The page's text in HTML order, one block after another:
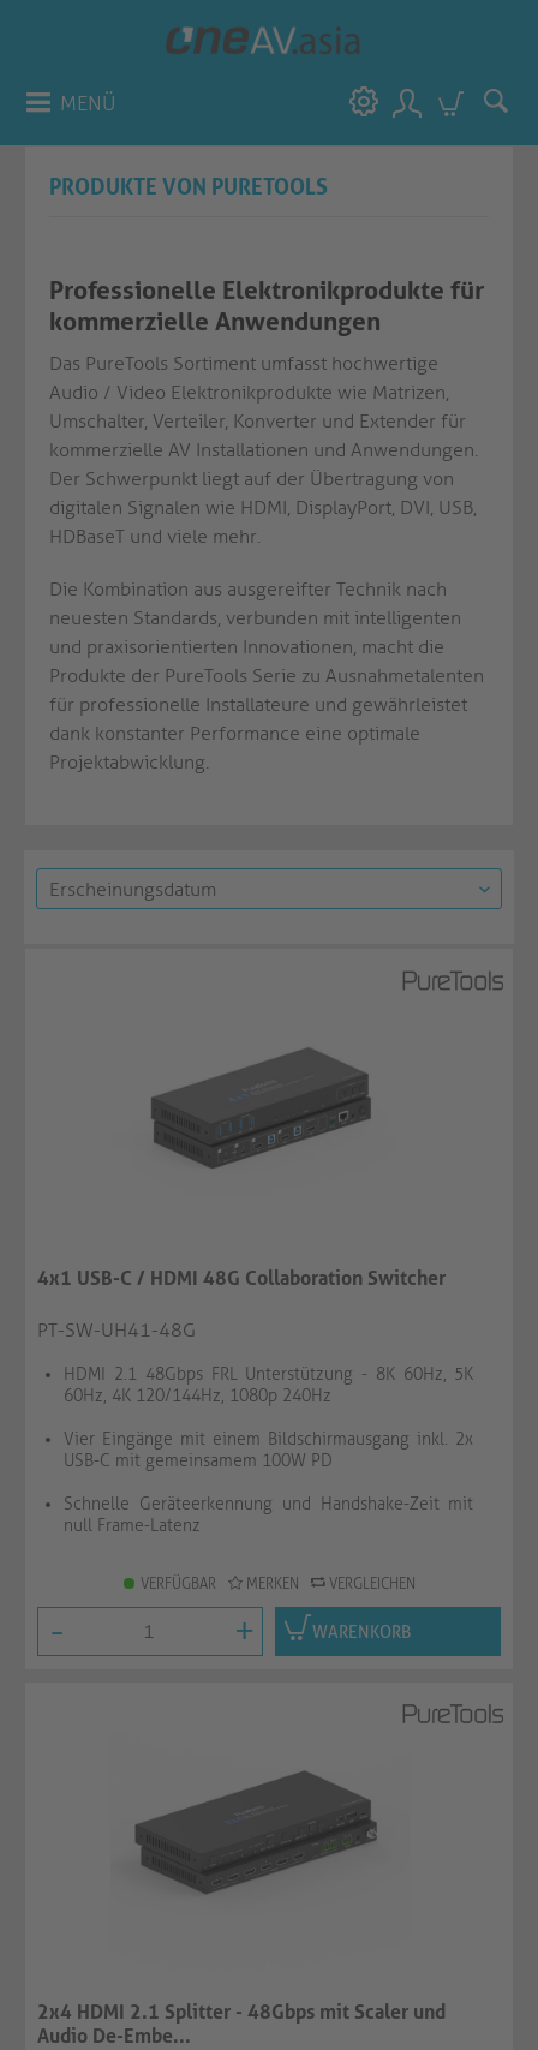
MENÜ
PRODUKTE VON PURETOOLS
Professionelle Elektronikprodukte für
kommerzielle Anwendungen
Das PureTools Sortiment umfasst hochwertige
Audio / Video Elektronikprodukte wie Matrizen,
Umschalter, Verteiler, Konverter und Extender für
kommerzielle AV Installationen und Anwendungen.
Der Schwerpunkt liegt auf der Übertragung von
digitalen Signalen wie HDMI, DisplayPort, DVI, USB,
HDBaseT und viele mehr.
Die Kombination aus ausgereifter Technik nach
neuesten Standards, verbunden mit intelligenten
und praxisorientierten Innovationen, macht die
Produkte der PureTools Serie zu Ausnahmetalenten
für professionelle Installateure und gewährleistet
dank konstanter Performance eine optimale
Projektabwicklung.
4x1 USB-C / HDMI 48G Collaboration Switcher
PT-SW-UH41-48G
HDMI 2.1 48Gbps FRL Unterstützung - 8K 60Hz, 5K
60Hz, 4K 120/144Hz, 1080p 240Hz
Vier Eingänge mit einem Bildschirmausgang inkl. 2x
USB-C mit gemeinsamem 100W PD
Schnelle Geräteerkennung und Handshake-Zeit mit
null Frame-Latenz
VERFÜGBAR MERKEN VERGLEICHEN
- + WARENKORB
2x4 HDMI 2.1 Splitter - 48Gbps mit Scaler und
Audio De-Embe...